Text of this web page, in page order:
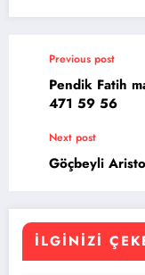
Previous post
Pendik Fatih
471 59 56
Next post
Göçbeyli
İLGINIZI